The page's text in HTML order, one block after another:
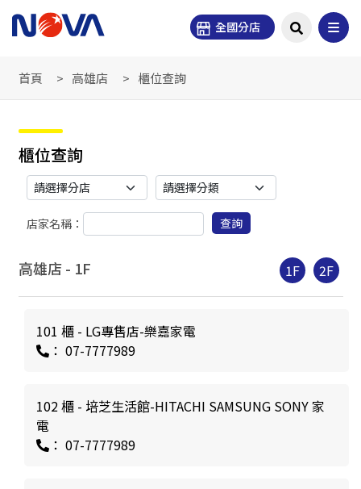
全國分店
首頁 高雄店 櫃位查詢
櫃位查詢
店家名稱： 查詢
高雄店 - 1F 1F 2F
101 櫃 - LG專售店-樂嘉家電
： 07-7777989
102 櫃 - 培芝生活館-HITACHI SAMSUNG SONY 家
電
： 07-7777989